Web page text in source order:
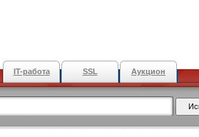
IT-работа SSL Аукцион